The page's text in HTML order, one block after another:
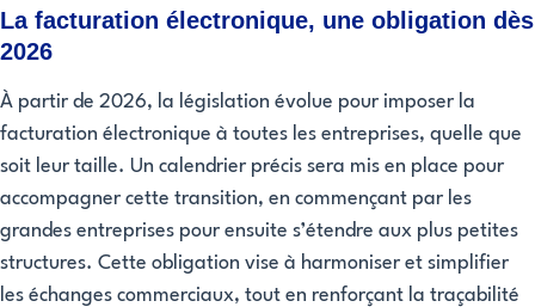
La facturation électronique, une obligation dès
2026
À partir de 2026, la législation évolue pour imposer la
facturation électronique à toutes les entreprises, quelle que
soit leur taille. Un calendrier précis sera mis en place pour
accompagner cette transition, en commençant par les
grandes entreprises pour ensuite s’étendre aux plus petites
structures. Cette obligation vise à harmoniser et simplifier
les échanges commerciaux, tout en renforçant la traçabilité